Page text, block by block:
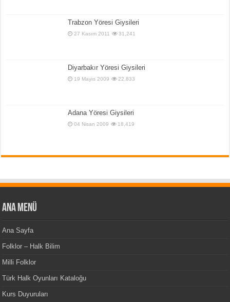
Trabzon Yöresi Giysileri
27 Kasım 2011 31,241
Diyarbakır Yöresi Giysileri
19 Mayıs 2009 22,833
Adana Yöresi Giysileri
04 Nisan 2009 18,419
Ana Menü
Ana Sayfa
Folklor – Halk Bilim
Milli Folklor
Türk Halk Oyunları Kataloğu
Kurs Duyuruları